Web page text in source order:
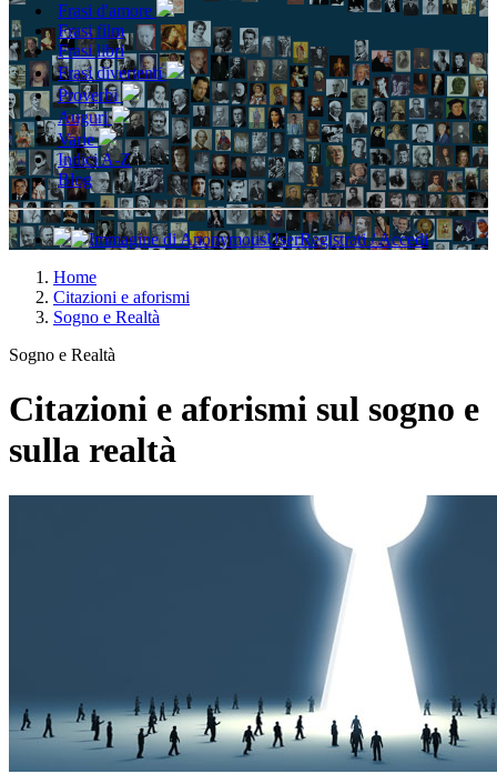
Frasi d'amore
Frasi film
Frasi libri
Frasi divertenti
Proverbi
Auguri
Varie
Indici A-Z
Blog
Registrati / Accedi
Home
Citazioni e aforismi
Sogno e Realtà
Sogno e Realtà
Citazioni e aforismi sul sogno e
sulla realtà